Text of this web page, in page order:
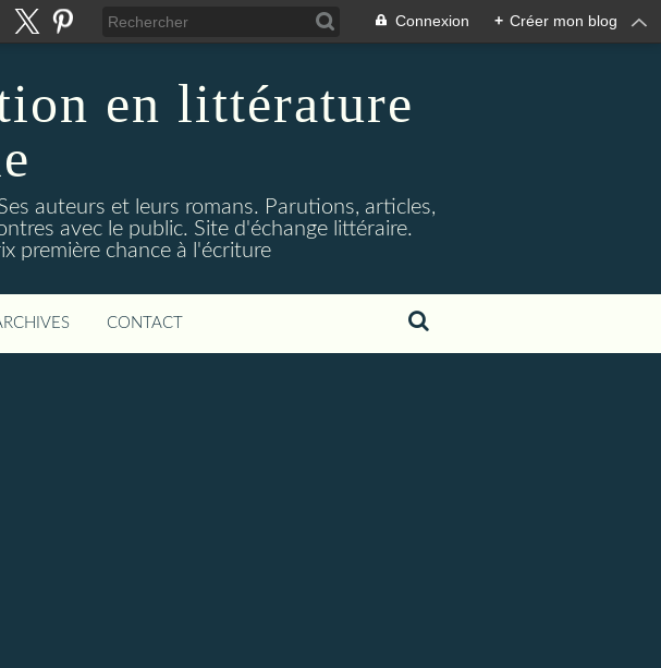
Connexion + Créer mon blog
en littérature
auteurs et leurs romans. Parutions, articles,
avec le public. Site d'échange littéraire.
première chance à l'écriture
CONTACT